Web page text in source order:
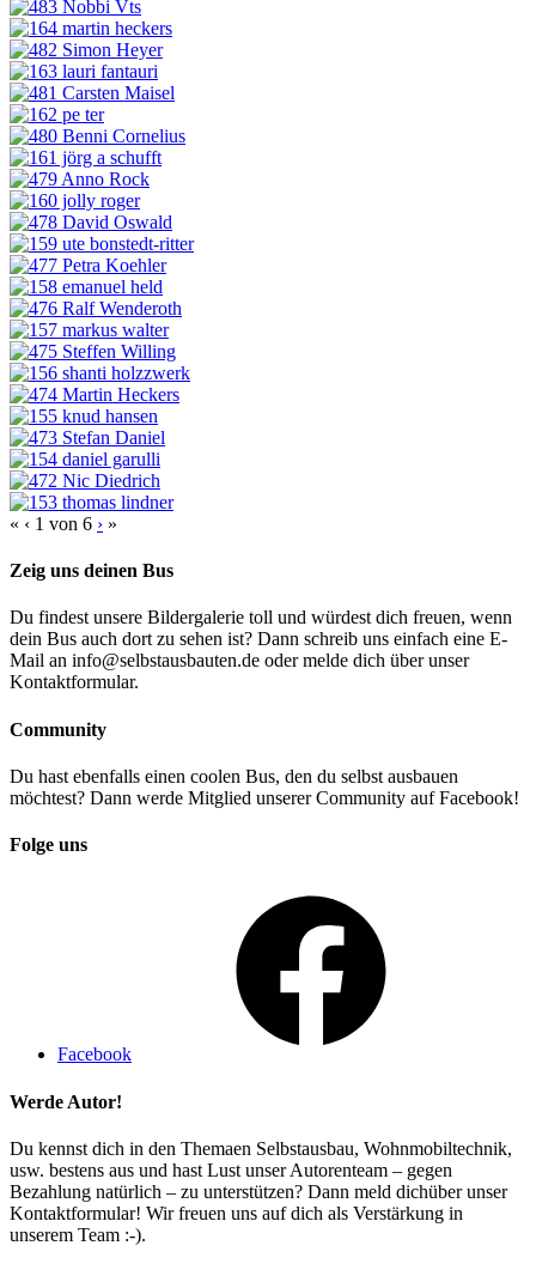
« ‹ 1 von 6 › »
Zeig uns deinen Bus
Du findest unsere Bildergalerie toll und würdest dich freuen, wenn
dein Bus auch dort zu sehen ist? Dann schreib uns einfach eine E-
Mail an info@selbstausbauten.de oder melde dich über unser
Kontaktformular.
Community
Du hast ebenfalls einen coolen Bus, den du selbst ausbauen
möchtest? Dann werde Mitglied unserer Community auf Facebook!
Folge uns
Facebook
Werde Autor!
Du kennst dich in den Themaen Selbstausbau, Wohnmobiltechnik,
usw. bestens aus und hast Lust unser Autorenteam – gegen
Bezahlung natürlich – zu unterstützen? Dann meld dichüber unser
Kontaktformular! Wir freuen uns auf dich als Verstärkung in
unserem Team :-).